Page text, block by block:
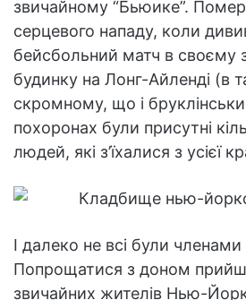
звичайному “Бьюике”.
серцевого нападу, коли
бейсбольний матч в своєму
будинку на Лонг-Айленді (в
скромному, що і
похоронах були присутні
людей, які з’їхалися з усієї
І далеко не всі були членами
Попрощатися з доном
звичайних жителів Нью-